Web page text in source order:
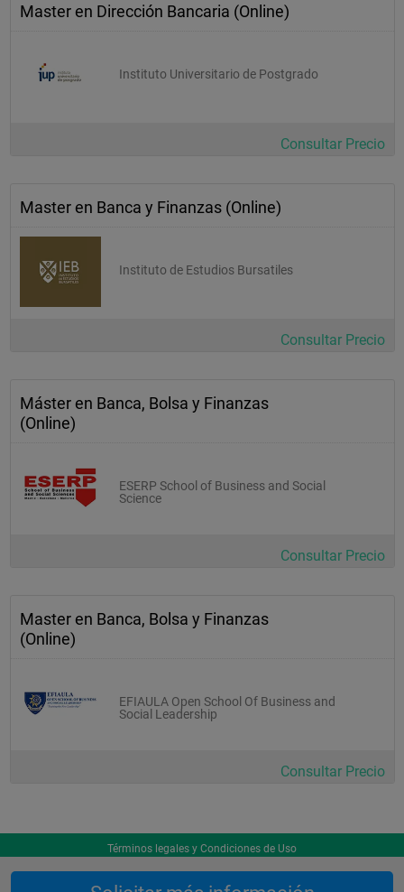
Master en Dirección Bancaria (Online)
Instituto Universitario de Postgrado
Consultar Precio
Master en Banca y Finanzas (Online)
Instituto de Estudios Bursatiles
Consultar Precio
Máster en Banca, Bolsa y Finanzas
(Online)
ESERP School of Business and Social
Science
Consultar Precio
Master en Banca, Bolsa y Finanzas
(Online)
EFIAULA Open School Of Business and
Social Leadership
Consultar Precio
Términos legales y Condiciones de Uso